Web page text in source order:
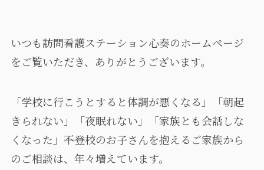
いつも訪問看護ステーション心奏のホームページ
をご覧いただき、ありがとうございます。
「学校に行こうとすると体調が悪くなる」「朝起
きられない」「夜眠れない」「家族とも会話しな
くなった」――不登校のお子さんを抱えるご家族から
のご相談は、年々増えています。